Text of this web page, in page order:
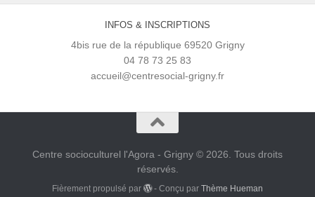
INFOS & INSCRIPTIONS
4bis rue de la république 69520 Grigny
04 78 73 25 83
accueil@centresocial-grigny.fr
Centre socioculturel l'Agora - Grigny © 2026. Tous droits
réservés.
Fièrement propulsé par - Conçu parThème Hueman